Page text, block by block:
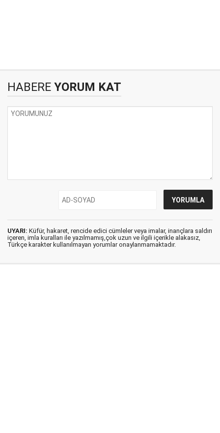
HABERE YORUM KAT
UYARI: Küfür, hakaret, rencide edici cümleler veya imalar, inançlara saldırı
içeren, imla kuralları ile yazılmamış,çok uzun ve ilgili içerikle alakasız,
Türkçe karakter kullanılmayan yorumlar onaylanmamaktadır.